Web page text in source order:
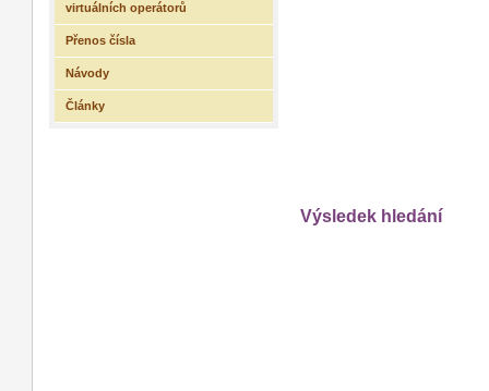
Výsledek hledání
virtuálních operátorů
Přenos čísla
Návody
Články